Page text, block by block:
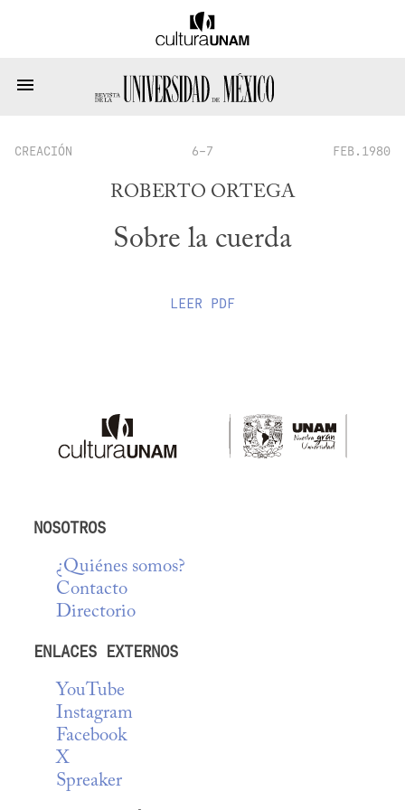
CREACIÓN 6-7 FEB.1980
ROBERTO ORTEGA
Sobre la cuerda
LEER PDF
NOSOTROS
¿Quiénes somos?
Contacto
Directorio
ENLACES EXTERNOS
YouTube
Instagram
Facebook
X
Spreaker